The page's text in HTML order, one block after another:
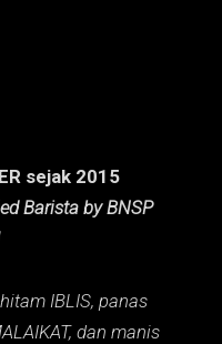
sejak 2015
Barista by BNSP
IBLIS, panas
dan manis